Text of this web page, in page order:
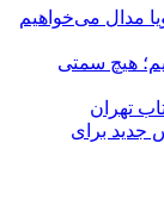
مدال می‌خواهیم
هیچ سمتی
تهران
جدید برای